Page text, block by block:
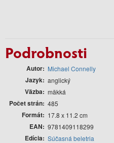
Podrobnosti
Autor Michael Connelly
Jazyk anglický
Väzba mäkká
Počet strán 485
Formát 17.8 x 11.2 cm
EAN 9781409118299
Edícia Súčasná beletria